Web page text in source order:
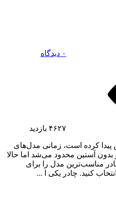
۰ دیدگاه
۴۶۲۷ بازدید
پیدا کرده است، زمانی مدل‌های
بدون آستین محدود می‌شد اما حالا
مناسب‌ترین مدل را برای
کنید. چادر یکی ا ...